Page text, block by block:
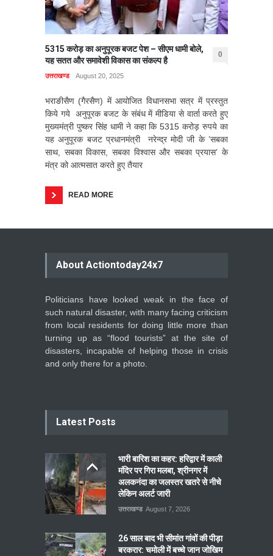
5315 करोड़ का अनुपूरक बजट पेश – सीएम धामी बोले,
यह सतत और समावेशी विकास का संकल्प है
0
उत्तराखण्ड August 20, 2025
भराङीसैण (गैरसैण) में आयोजित विधानसभा सत्र में प्रस्तुत
किये गये अनुपूरक बजट के संबंध में मीडिया से वार्ता करते हुए
मुख्यमंत्री पुष्कर सिंह धामी ने कहा कि 5315 करोड़ रुपये का
यह अनुपूरक बजट प्रधानमंत्री नरेन्द्र मोदी जी के ’सबका
साथ, सबका विकास, सबका विश्वास और सबका प्रयास’ के
मंत्र को आत्मसात करते हुए तैयार
READ MORE
About Actiontoday24x7
Politicians have looked weak in the face of
such natural disaster, with many facing criticism
from local residents for doing little more than
turning up as “flood tourists” at the site of
disasters, incapable of helping those in crisis
and only there for a photo.
Latest Posts
भारी बारिश का कहर: हरिद्वार में काली
मंदिर पर गिरा मलबा, श्रीनगर में
अलकनंदा का जलस्तर खतरे से नीचे
लेकिन अलर्ट जारी
उत्तराखण्ड August 7, 2026
26 साल बाद भी सीमांत गांवों की पीड़ा
बरकरार: चमोली में बच्चे जान जोखिम